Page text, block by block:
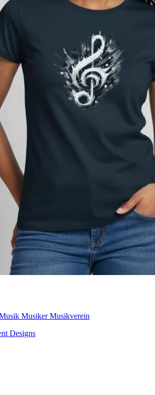
Musiker Musikverein
Designs